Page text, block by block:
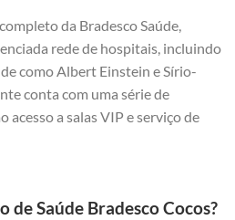
da Bradesco Saúde,
rede de hospitais, incluindo
como Albert Einstein e Sírio-
conta com uma série de
acesso a salas VIP e serviço de
de Saúde Bradesco Cocos?